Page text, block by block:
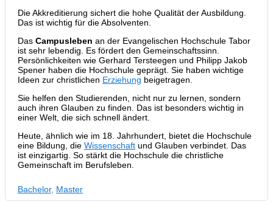
Die Akkreditierung sichert die hohe Qualität der Ausbildung.
Das ist wichtig für die Absolventen.
Das Campusleben an der Evangelischen Hochschule Tabor
ist sehr lebendig. Es fördert den Gemeinschaftssinn.
Persönlichkeiten wie Gerhard Tersteegen und Philipp Jakob
Spener haben die Hochschule geprägt. Sie haben wichtige
Ideen zur christlichen Erziehung beigetragen.
Sie helfen den Studierenden, nicht nur zu lernen, sondern
auch ihren Glauben zu finden. Das ist besonders wichtig in
einer Welt, die sich schnell ändert.
Heute, ähnlich wie im 18. Jahrhundert, bietet die Hochschule
eine Bildung, die Wissenschaft und Glauben verbindet. Das
ist einzigartig. So stärkt die Hochschule die christliche
Gemeinschaft im Berufsleben.
Bachelor, Master